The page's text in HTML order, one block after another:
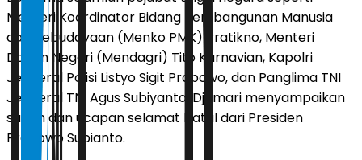
Menteri Koordinator Bidang Pembangunan Manusia
dan Kebudayaan (Menko PMK) Pratikno, Menteri
Dalam Negeri (Mendagri) Tito Karnavian, Kapolri
Jenderal Polisi Listyo Sigit Prabowo, dan Panglima TNI
Jenderal TNI Agus Subiyanto, Djamari menyampaikan
salam dan ucapan selamat Natal dari Presiden
Prabowo Subianto.